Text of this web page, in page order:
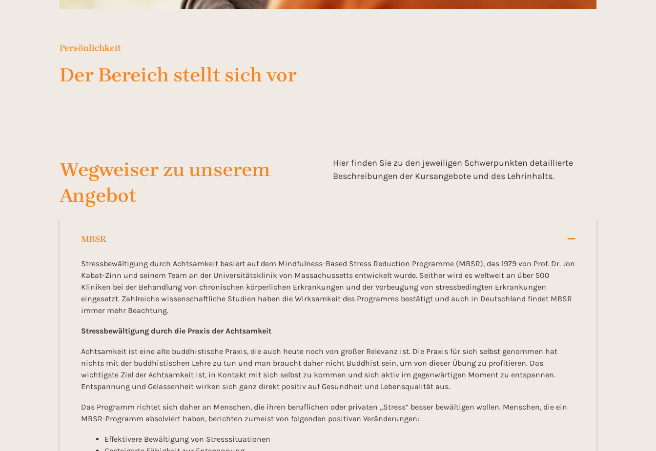
Persönlichkeit
Der Bereich stellt sich vor
Wegweiser zu unserem
Angebot
Hier finden Sie zu den jeweiligen Schwerpunkten detaillierte
Beschreibungen der Kursangebote und des Lehrinhalts.
MBSR
Stressbewältigung durch Achtsamkeit basiert auf dem Mindfulness-Based Stress Reduction Programme (MBSR), das 1979 von Prof. Dr. Jon
Kabat-Zinn und seinem Team an der Universitätsklinik von Massachussetts entwickelt wurde. Seither wird es weltweit an über 500
Kliniken bei der Behandlung von chronischen körperlichen Erkrankungen und der Vorbeugung von stressbedingten Erkrankungen
eingesetzt. Zahlreiche wissenschaftliche Studien haben die Wirksamkeit des Programms bestätigt und auch in Deutschland findet MBSR
immer mehr Beachtung.
Stressbewältigung durch die Praxis der Achtsamkeit
Achtsamkeit ist eine alte buddhistische Praxis, die auch heute noch von großer Relevanz ist. Die Praxis für sich selbst genommen hat
nichts mit der buddhistischen Lehre zu tun und man braucht daher nicht Buddhist sein, um von dieser Übung zu profitieren. Das
wichtigste Ziel der Achtsamkeit ist, in Kontakt mit sich selbst zu kommen und sich aktiv im gegenwärtigen Moment zu entspannen.
Entspannung und Gelassenheit wirken sich ganz direkt positiv auf Gesundheit und Lebensqualität aus.
Das Programm richtet sich daher an Menschen, die ihren beruflichen oder privaten „Stress“ besser bewältigen wollen. Menschen, die ein
MBSR-Programm absolviert haben, berichten zumeist von folgenden positiven Veränderungen:
Effektivere Bewältigung von Stresssituationen